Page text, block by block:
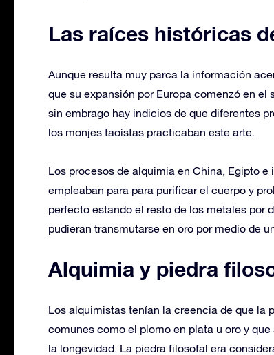
Las raíces históricas
Aunque resulta muy parca la información
que su expansión por Europa comenzó en
sin embrago hay indicios de que diferentes
los monjes taoístas practicaban este arte.
Los procesos de alquimia en China, Egipto
empleaban para para purificar el cuerpo y
perfecto estando el resto de los metales por
pudieran transmutarse en oro por medio de
Alquimia y piedra
Los alquimistas tenían la creencia de que la
comunes como el plomo en plata u oro y
la longevidad. La piedra filosofal era